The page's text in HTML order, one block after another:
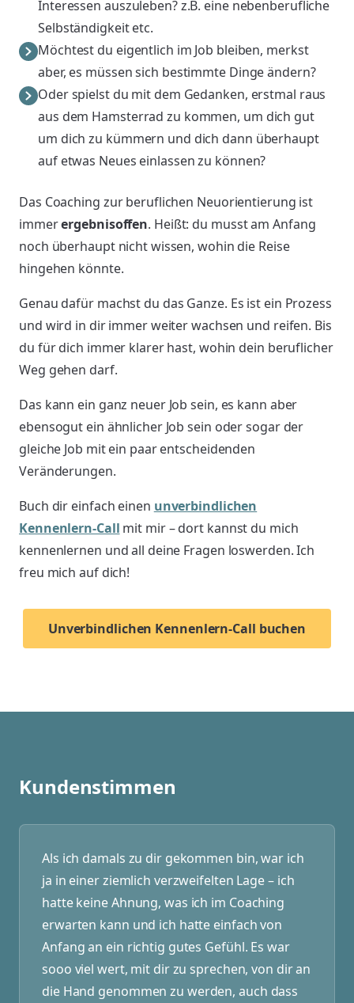
Interessen auszuleben? z.B. eine nebenberufliche
Selbständigkeit etc.
Möchtest du eigentlich im Job bleiben, merkst
aber, es müssen sich bestimmte Dinge ändern?
Oder spielst du mit dem Gedanken, erstmal raus
aus dem Hamsterrad zu kommen, um dich gut
um dich zu kümmern und dich dann überhaupt
auf etwas Neues einlassen zu können?
Das Coaching zur beruflichen Neuorientierung ist
immerergebnisoffen. Heißt: du musst am Anfang
noch überhaupt nicht wissen, wohin die Reise
hingehen könnte.
Genau dafür machst du das Ganze. Es ist ein Prozess
und wird in dir immer weiter wachsen und reifen. Bis
du für dich immer klarer hast, wohin dein beruflicher
Weg gehen darf.
Das kann ein ganz neuer Job sein, es kann aber
ebensogut ein ähnlicher Job sein oder sogar der
gleiche Job mit ein paar entscheidenden
Veränderungen.
Buch dir einfach einen unverbindlichen
Kennenlern-Call mit mir – dort kannst du mich
kennenlernen und all deine Fragen loswerden. Ich
freu mich auf dich!
Unverbindlichen Kennenlern-Call buchen
Kundenstimmen
Als ich damals zu dir gekommen bin, war ich
ja in einer ziemlich verzweifelten Lage – ich
hatte keine Ahnung, was ich im Coaching
erwarten kann und ich hatte einfach von
Anfang an ein richtig gutes Gefühl. Es war
sooo viel wert, mit dir zu sprechen, von dir an
die Hand genommen zu werden, auch dass